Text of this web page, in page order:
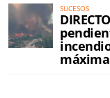
SUCESOS